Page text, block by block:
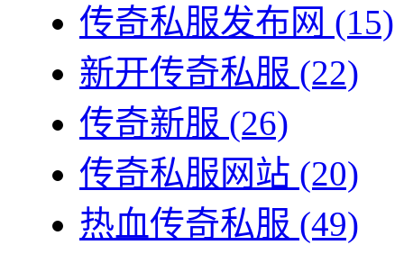
传奇私服发布网 (15)
新开传奇私服 (22)
传奇新服 (26)
传奇私服网站 (20)
热血传奇私服 (49)